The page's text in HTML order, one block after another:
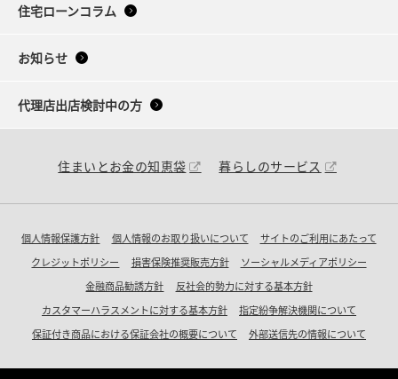
住宅ローンコラム
お知らせ
代理店出店検討中の方
住まいとお金の知恵袋 暮らしのサービス
個人情報保護方針 個人情報のお取り扱いについて
サイトのご利用にあたって
クレジットポリシー
損害保険推奨販売方針
ソーシャルメディアポリシー
金融商品勧誘方針
反社会的勢力に対する基本方針
カスタマーハラスメントに対する基本方針
指定紛争解決機関について
保証付き商品における保証会社の概要について
外部送信先の情報について